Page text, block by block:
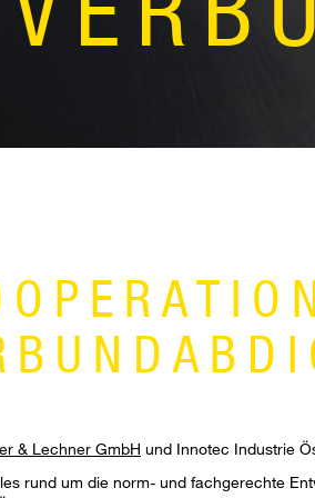
& Lechner GmbH und Innotec Industrie
rund um die norm- und fachgerechte